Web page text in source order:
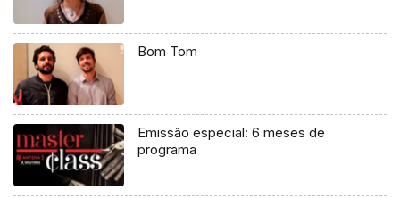
Bom Tom
Emissão especial: 6 meses de
programa